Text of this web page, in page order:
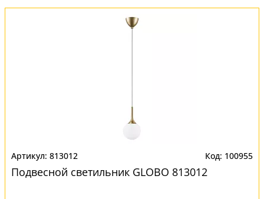
813012 100955
Подвесной светильник GLOBO 813012